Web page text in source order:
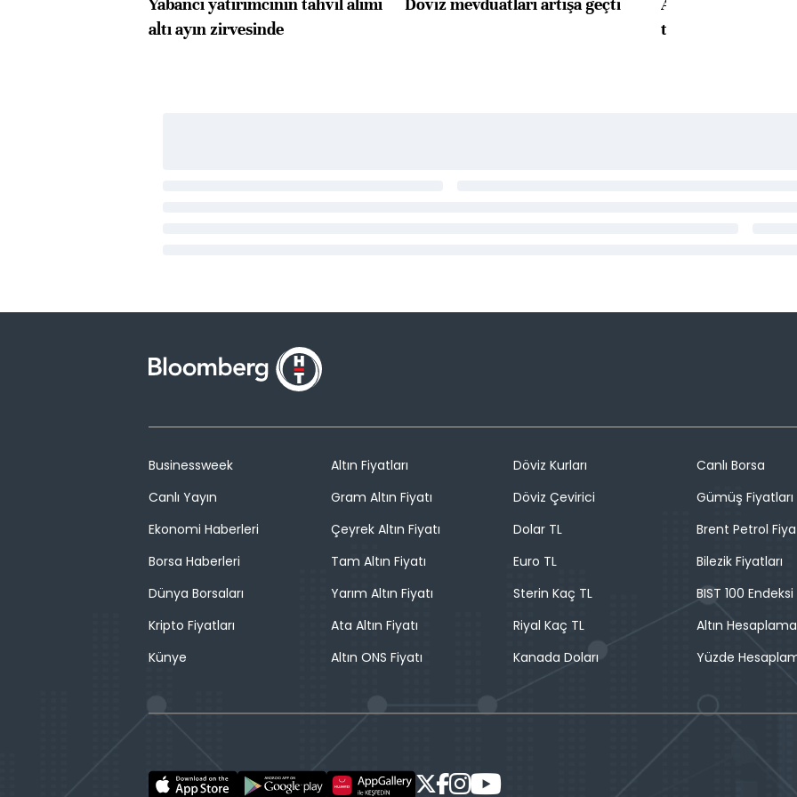
altı ayın zirvesinde
toparlandı
Businessweek
Canlı Yayın
Ekonomi Haberleri
Borsa Haberleri
Dünya Borsaları
Kripto Fiyatları
Künye
Altın Fiyatları
Gram Altın Fiyatı
Çeyrek Altın Fiyatı
Tam Altın Fiyatı
Yarım Altın Fiyatı
Ata Altın Fiyatı
Altın ONS Fiyatı
Döviz Kurları
Döviz Çevirici
Dolar TL
Euro TL
Sterin Kaç TL
Riyal Kaç TL
Kanada Doları
Canlı Borsa
Gümüş Fiyatları
Brent Petrol
Bilezik Fiyatları
BIST 100 Endeksi
Altın Hesaplama
Yüzde